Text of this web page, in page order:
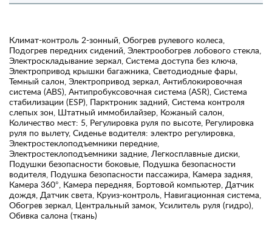
Климат-контроль 2-зонный, Обогрев рулевого колеса,
Подогрев передних сидений, Электрообогрев лобового стекла,
Электроскладывание зеркал, Система доступа без ключа,
Электропривод крышки багажника, Светодиодные фары,
Темный салон, Электропривод зеркал, Антиблокировочная
система (ABS), Антипробуксовочная система (ASR), Система
стабилизации (ESP), Парктроник задний, Система контроля
слепых зон, Штатный иммобилайзер, Кожаный салон,
Количество мест: 5, Регулировка руля по высоте, Регулировка
руля по вылету, Сиденье водителя: электро регулировка,
Электростеклоподъемники передние,
Электростеклоподъемники задние, Легкосплавные диски,
Подушки безопасности боковые, Подушка безопасности
водителя, Подушка безопасности пассажира, Камера задняя,
Камера 360°, Камера передняя, Бортовой компьютер, Датчик
дождя, Датчик света, Круиз-контроль, Навигационная система,
Обогрев зеркал, Центральный замок, Усилитель руля (гидро),
Обивка салона (ткань)